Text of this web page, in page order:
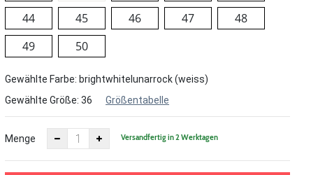
44
45 46 47
48
49
50
Gewählte Farbe: brightwhitelunarrock (weiss)
Gewählte Größe: 36 Größentabelle
Menge Versandfertig in 2 Werktagen